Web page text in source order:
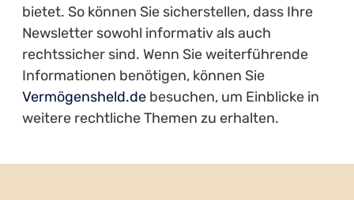
bietet. So können Sie sicherstellen, dass Ihre
Newsletter sowohl informativ als auch
rechtssicher sind. Wenn Sie weiterführende
Informationen benötigen, können Sie
Vermögensheld.debesuchen, um Einblicke in
weitere rechtliche Themen zu erhalten.